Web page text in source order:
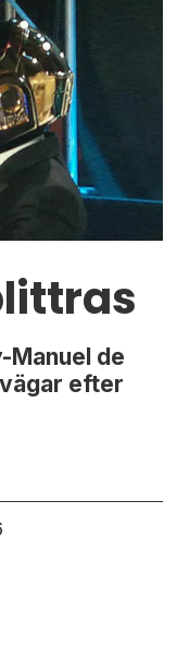
Manuel de
efter